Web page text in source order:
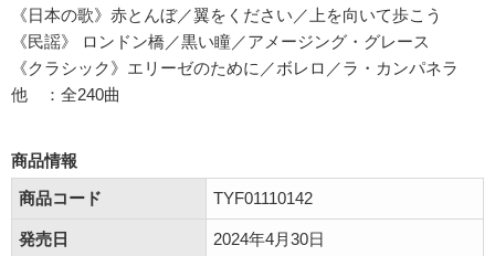
《日本の歌》赤とんぼ／翼をください／上を向いて歩こう
《民謡》 ロンドン橋／黒い瞳／アメージング・グレース
《クラシック》エリーゼのために／ボレロ／ラ・カンパネラ
他 ：全240曲
商品情報
商品コード
TYF01110142
発売日 2024年4月30日